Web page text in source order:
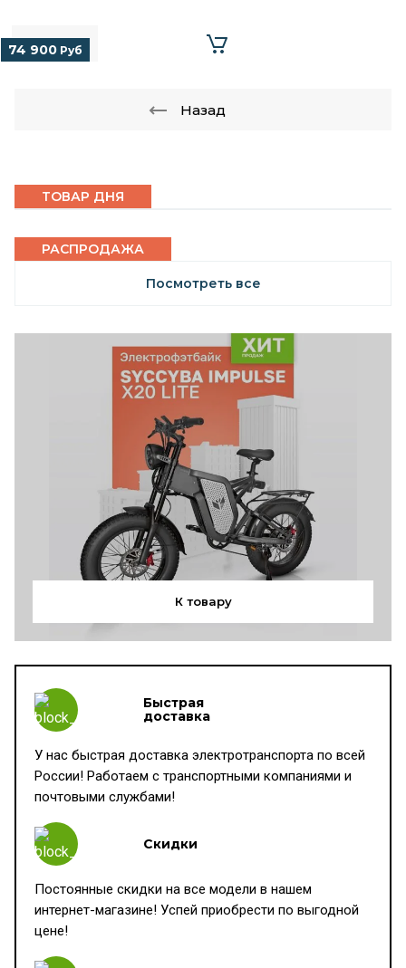
ТОВАР ДНЯ
РАСПРОДАЖА
Посмотреть все
К товару
74 900 Руб
Назад
Быстрая
доставка
У нас быстрая доставка электротранспорта по всей
России! Работаем с транспортными компаниями и
почтовыми службами!
Скидки
Постоянные скидки на все модели в нашем
интернет-магазине! Успей приобрести по выгодной
цене!